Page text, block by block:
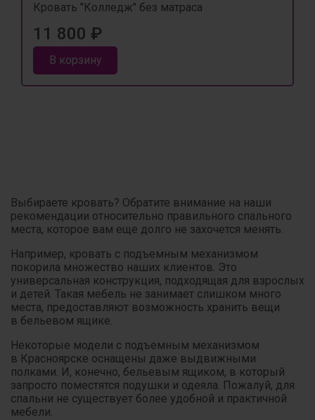
Кровать "Колледж" без матраса
11 800 ₽
В корзину
Выбираете кровать? Обратите внимание на наши
рекомендации относительно правильного спального
места, которое вам еще долго не захочется менять.
Например, кровать с подъемным механизмом
покорила множество наших клиентов. Это
универсальная конструкция, подходящая для взрослых
и детей. Такая мебель не занимает слишком много
места, предоставляют возможность хранить вещи
в бельевом ящике.
Некоторые модели с подъемным механизмом
в Красноярске оснащены даже выдвижными
полками. И, конечно, бельевым ящиком, в который
запросто поместятся подушки и одеяла. Пожалуй, для
спальни не существует более удобной и практичной
мебели.